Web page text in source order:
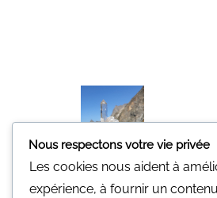
Nous respectons votre vie privée
Les cookies nous aident à
expérience, à fournir un